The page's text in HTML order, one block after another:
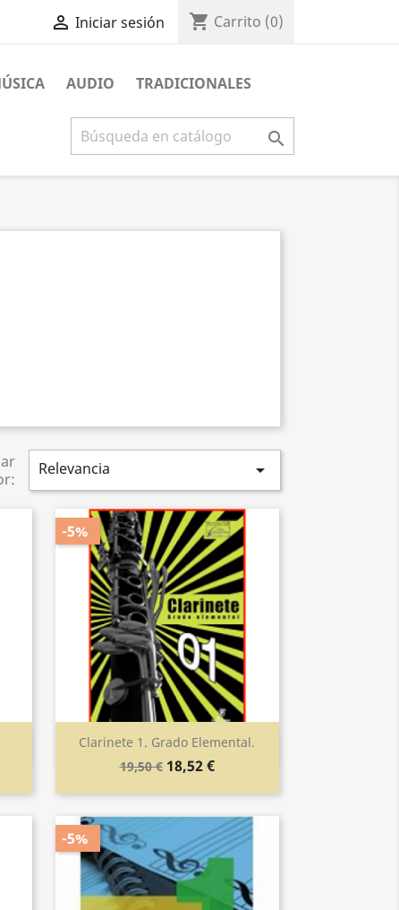
 Iniciar sesión shopping_cart Carrito (0)
AUDIO TRADICIONALES

Relevancia 
Clarinete 1. Grado Elemental.
19,50 € 18,52 €
-5%
 Vista rápida
-5%